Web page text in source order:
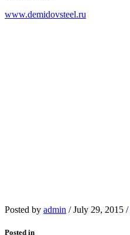
www.demidovsteel.ru
Posted by admin / July 29, 2015 /
Posted in